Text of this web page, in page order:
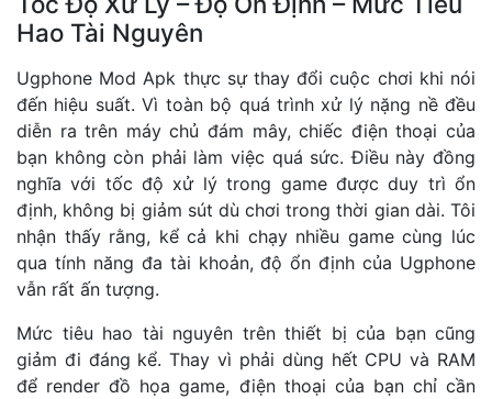
Hao Tài Nguyên
Ugphone Mod Apk thực sự thay đổi cuộc chơi khi nói
đến hiệu suất. Vì toàn bộ quá trình xử lý nặng nề đều
diễn ra trên máy chủ đám mây, chiếc điện thoại của
bạn không còn phải làm việc quá sức. Điều này đồng
nghĩa với tốc độ xử lý trong game được duy trì ổn
định, không bị giảm sút dù chơi trong thời gian dài. Tôi
nhận thấy rằng, kể cả khi chạy nhiều game cùng lúc
qua tính năng đa tài khoản, độ ổn định của Ugphone
vẫn rất ấn tượng.
Mức tiêu hao tài nguyên trên thiết bị của bạn cũng
giảm đi đáng kể. Thay vì phải dùng hết CPU và RAM
để render đồ họa game, điện thoại của bạn chỉ cần